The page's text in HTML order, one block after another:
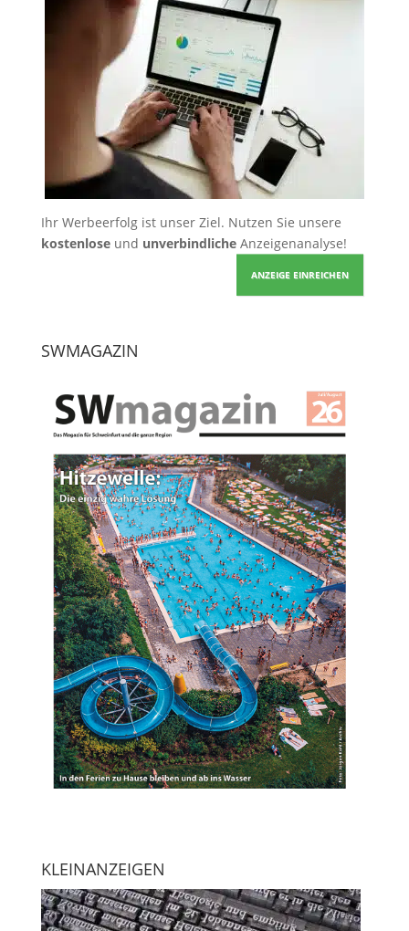
Ihr Werbeerfolg ist unser Ziel. Nutzen Sie unsere
kostenloseund unverbindlicheAnzeigenanalyse!
ANZEIGE EINREICHEN
SWMAGAZIN
KLEINANZEIGEN